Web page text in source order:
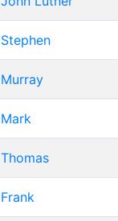
Stephen
Murray
Mark
Thomas
Frank